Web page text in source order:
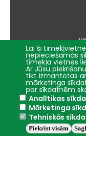
Studiju virzienu
Lai šī
nepieciešamās
tīmekļa vietnes
Ar Jūsu
tikt izmantotas
mārketinga
par sīkdatnēm
Analītikas
Mārketinga
Tehniskās
Piekrist visām